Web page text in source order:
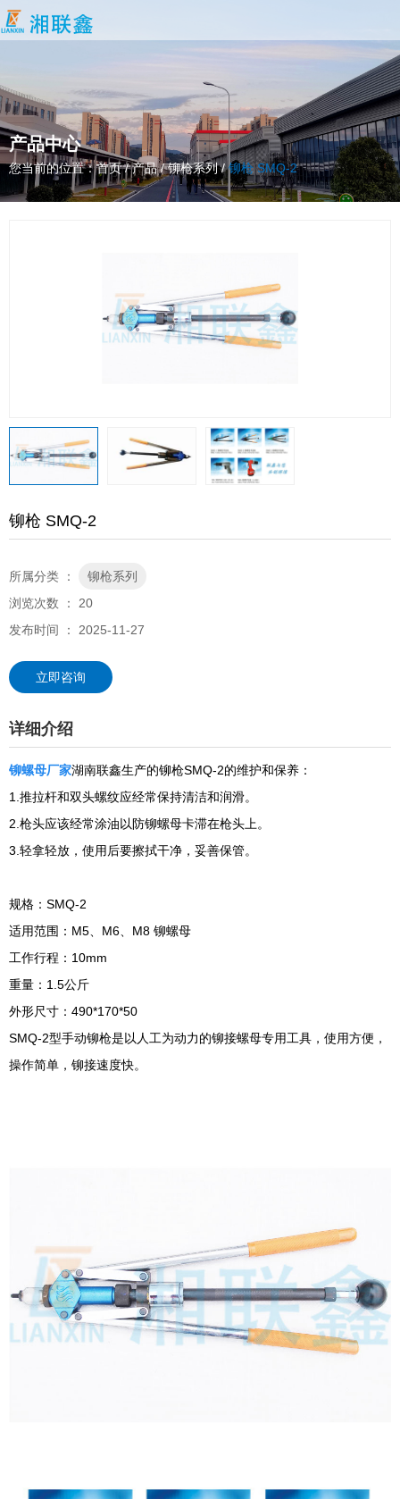
产品中心
您当前的位置：首页/产品 /铆枪系列 /铆枪 SMQ-2
铆枪 SMQ-2
所属分类 ：
铆枪系列
浏览次数 ： 20
发布时间 ： 2025-11-27
立即咨询
详细介绍
铆螺母厂家湖南联鑫生产的铆枪SMQ-2的维护和保养：
1.推拉杆和双头螺纹应经常保持清洁和润滑。
2.枪头应该经常涂油以防铆螺母卡滞在枪头上。
3.轻拿轻放，使用后要擦拭干净，妥善保管。
规格：SMQ-2
适用范围：M5、M6、M8 铆螺母
工作行程：10mm
重量：1.5公斤
外形尺寸：490*170*50
SMQ-2型手动铆枪是以人工为动力的铆接螺母专用工具，使用方便，
操作简单，铆接速度快。